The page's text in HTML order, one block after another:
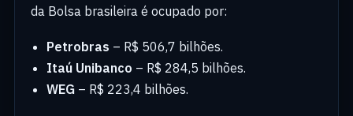
da Bolsa brasileira é ocupado por:
Petrobras – R$ 506,7 bilhões.
Itaú Unibanco – R$ 284,5 bilhões.
WEG – R$ 223,4 bilhões.